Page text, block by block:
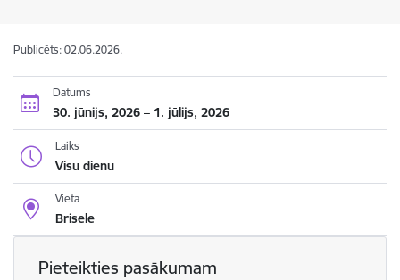
Publicēts: 02.06.2026.
Datums
30. jūnijs, 2026 – 1. jūlijs, 2026
Laiks
Visu dienu
Vieta
Brisele
Pieteikties pasākumam